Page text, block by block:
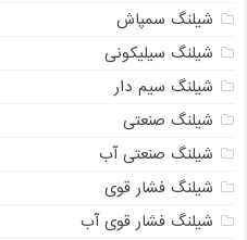
شیلنگ سمپاش
شیلنگ سیلیکونی
شیلنگ سیم دار
شیلنگ صنعتی
شیلنگ صنعتی آب
شیلنگ فشار قوی
شیلنگ فشار قوی آب